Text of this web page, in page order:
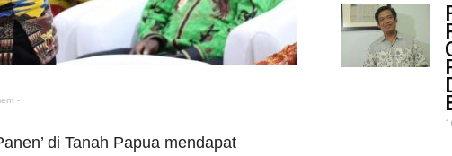
-
di Tanah Papua mendapat